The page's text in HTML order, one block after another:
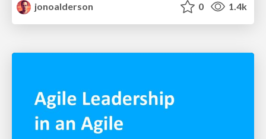
jonoalderson
0 1.4k